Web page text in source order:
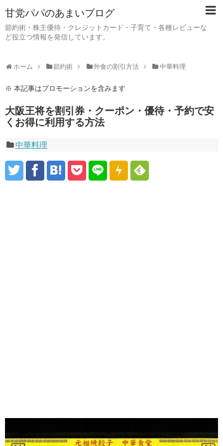
甘党パパのあまいブログ
節約術・株主優待・クレジットカード・子育て・各種レビューな
ど役立つ情報を発信しています。
ホーム 節約術 外食の割引方法 中華料理
※ 本記事はプロモーションを含みます
大阪王将を割引券・クーポン・優待・予約で安
くお得に利用する方法
中華料理